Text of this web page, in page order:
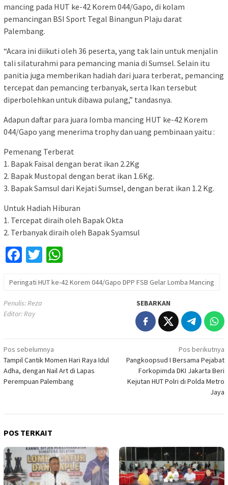
mancing pada HUT ke-42 Korem 044/Gapo, di kolam
pemancingan BSI Sport Tegal Binangun Plaju darat
Palembang.
“Acara ini diikuti oleh 36 peserta, yang tak lain untuk menjalin
tali silaturahmi para pemancing mania di Sumsel. Selain itu
panitia juga memberikan hadiah dari juara terberat, pemancing
tercepat dan pemancing terbanyak, serta Ikan tersebut
diperbolehkan untuk dibawa pulang,” tandasnya.
Adapun daftar para juara lomba mancing HUT ke-42 Korem
044/Gapo yang menerima trophy dan uang pembinaan yaitu :
Pemenang Terberat
1. Bapak Faisal dengan berat ikan 2.2Kg
2. Bapak Mustopal dengan berat ikan 1.6Kg.
3. Bapak Samsul dari Kejati Sumsel, dengan berat ikan 1.2 Kg.
Untuk Hadiah Hiburan
1. Tercepat diraih oleh Bapak Okta
2. Terbanyak diraih oleh Bapak Syamsul
Facebook
Twitter
Peringati HUT ke-42 Korem 044/Gapo DPP FSB Gelar Lomba Mancing
Penulis: Reza
Editor: Ray
SEBARKAN
Navigasi
pos
Pos sebelumnya
Tampil Cantik Momen Hari Raya Idul
Adha, dengan Nail Art di Lapas
Perempuan Palembang
Pos berikutnya
Pangkoopsud I Bersama Pejabat
Forkopimda DKI Jakarta Beri
Kejutan HUT Polri di Polda Metro
Jaya
POS TERKAIT